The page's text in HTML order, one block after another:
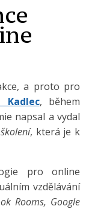
a proto pro
Kadlec, během
napsal a vydal
, která je k
pro online
vzdělávání
Rooms, Google